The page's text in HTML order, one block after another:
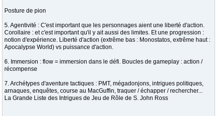
Posture de pion
5. Agentivité : C'est important que les personnages aient une liberté d'action.
Corollaire : et c'est important qu'il y ait aussi des limites. Et une progression :
notion d'expérience. Liberté d'action (extrême bas : Monostatos, extrême haut :
Apocalypse World) vs puissance d'action.
6. Immersion : flow = immersion dans le défi. Boucles de gameplay : action /
récompense
7. Archétypes d'aventure tactiques : PMT, mégadonjons, intrigues politiques,
arnaques, enquêtes, course au MacGuffin, traquer / échapper / rechercher...
La Grande Liste des Intrigues de Jeu de Rôle de S. John Ross